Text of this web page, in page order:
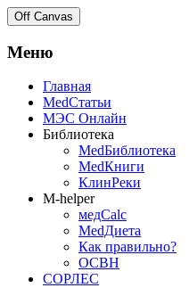
Off Canvas
Меню
Главная
MedСтатьи
МЭС Онлайн
Библиотека
MedБиблиотека
MedКниги
КлинРеки
M-helper
медCalc
MedДиета
Как правильно?
ОСВН
СОРЛЕС